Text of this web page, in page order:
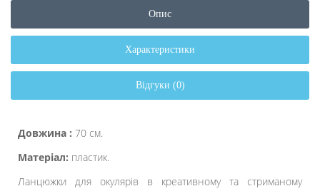
Опис
Характеристики
Відгуки (0)
Довжина : 70 см.
Матеріал: пластик.
Ланцюжки для окулярів в креативному та стриманому